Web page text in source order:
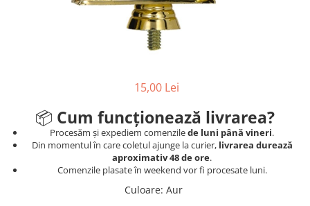
Alte ramuri sportive
Accesorii Cupe
Personalizari Cupe
Medalii Tematice
15,00 Lei
📦 Cum funcționează livrarea?
Procesăm și expediem comenzilede luni până vineri.
Din momentul în care coletul ajunge la curier, livrarea durează
aproximativ 48 de ore.
Comenzile plasate în weekend vor fi procesate luni.
Culoare: Aur